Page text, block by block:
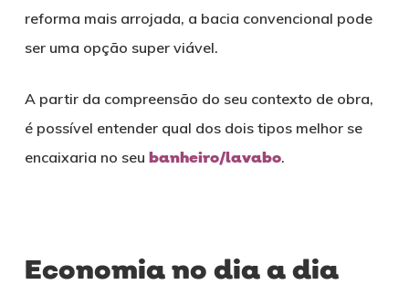
reforma mais arrojada, a bacia convencional pode
ser uma opção super viável.
A partir da compreensão do seu contexto de obra,
é possível entender qual dos dois tipos melhor se
encaixaria no seu banheiro/lavabo.
Economia no dia a dia